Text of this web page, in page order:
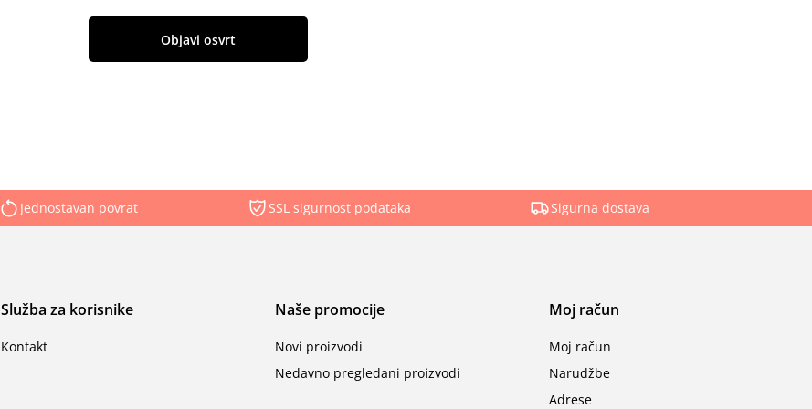
Objavi osvrt
Jednostavan povrat SSL sigurnost podataka Sigurna dostava
Služba za korisnike
Kontakt
Naše promocije
Novi proizvodi
Nedavno pregledani proizvodi
Moj račun
Moj račun
Narudžbe
Adrese